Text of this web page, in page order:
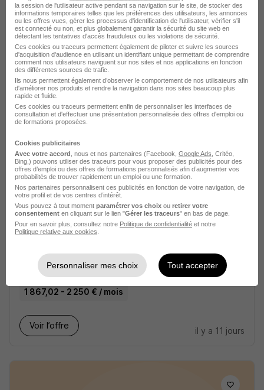
Opérateur Régleur Meulage H/F
Adéquat recrute pour Adéquat...
Meung-sur-Loire - 45 CDI 1 867,02 - 2 250 € / mois
Voir l’offre
Opérateur Régleur Secteur
Beaugency H/F
Meung-sur-Loire - 45
Intérim
1 867,02 - 2 250 € / mois
Voir l’offre
il y a 11 jours
la session de l'utilisateur active pendant sa navigation sur le site, de stocker des
informations temporaires telles que les préférences des utilisateurs, les annonces
ou les offres vues, gérer les processus d'identification de l'utilisateur, vérifier s'il
est connecté ou non, et plus globalement garantir la sécurité du site web en
détectant les tentatives d'accès frauduleux ou les violations de sécurité.
Ces cookies ou traceurs permettent également de piloter et suivre les sources
d'acquisition d'audience en utilisant un identifiant unique permettant de comprendre
comment nos utilisateurs naviguent sur nos sites et nos applications en fonction
des différentes sources de trafic.
Ils nous permettent également d’observer le comportement de nos utilisateurs afin
d'améliorer nos produits et rendre la navigation dans nos sites beaucoup plus
rapide et fluide.
Ces cookies ou traceurs permettent enfin de personnaliser les interfaces de
consultation et d'effectuer une présentation personnalisée des offres d'emploi ou
de formations proposées.
Cookies publicitaires
Avec votre accord , nous et nos partenaires (Facebook, Google Ads , Critéo,
Bing,) pouvons utiliser des traceurs pour vous proposer des publicités pour des
offres d’emploi ou des offres de formations personnalisés afin d’augmenter vos
probabilités de trouver rapidement un emploi ou une formation.
Nos partenaires personnalisent ces publicités en fonction de votre navigation, de
votre profil et de vos centres d’intérêt.
Vous pouvez à tout moment paramétrer vos choix ou retirer votre
consentement en cliquant sur le lien "Gérer les traceurs" en bas de page.
Pour en savoir plus, consultez notre Politique de confidentialité et notre
Politique relative aux cookies
Personnaliser mes choix Tout accepter